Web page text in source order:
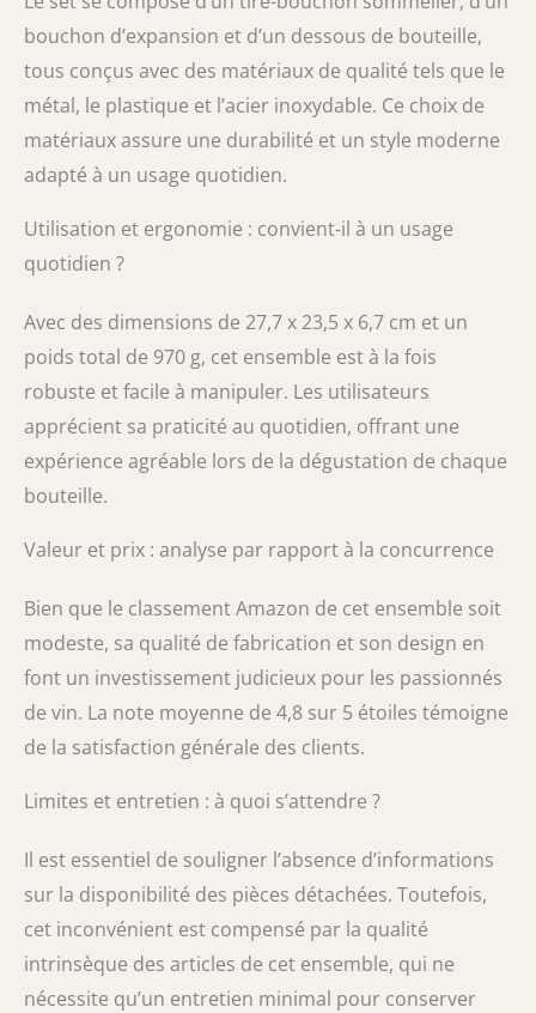
bouchon d’expansion et d’un dessous de bouteille,
tous conçus avec des matériaux de qualité tels que le
métal, le plastique et l’acier inoxydable. Ce choix de
matériaux assure une durabilité et un style moderne
adapté à un usage quotidien.
Utilisation et ergonomie : convient-il à un usage
quotidien ?
Avec des dimensions de 27,7 x 23,5 x 6,7 cm et un
poids total de 970 g, cet ensemble est à la fois
robuste et facile à manipuler. Les utilisateurs
apprécient sa praticité au quotidien, offrant une
expérience agréable lors de la dégustation de chaque
bouteille.
Valeur et prix : analyse par rapport à la concurrence
Bien que le classement Amazon de cet ensemble soit
modeste, sa qualité de fabrication et son design en
font un investissement judicieux pour les passionnés
de vin. La note moyenne de 4,8 sur 5 étoiles témoigne
de la satisfaction générale des clients.
Limites et entretien : à quoi s’attendre ?
Il est essentiel de souligner l’absence d’informations
sur la disponibilité des pièces détachées. Toutefois,
cet inconvénient est compensé par la qualité
intrinsèque des articles de cet ensemble, qui ne
nécessite qu’un entretien minimal pour conserver